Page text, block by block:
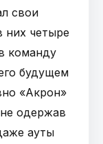
свои
них четыре
команду
будущем
«Акрон»
одержав
ауты